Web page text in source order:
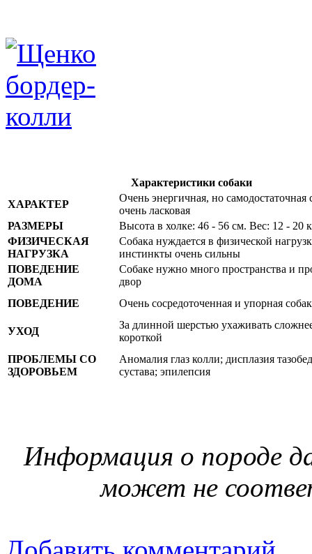
Характеристики собаки
ХАРАКТЕР
Очень энергичная, но самодостаточная
очень ласковая
РАЗМЕРЫ
Высота в холке: 46 - 56 см. Вес: 12 - 20
ФИЗИЧЕСКАЯ
НАГРУЗКА
Собака нуждается в физической
инстинкты очень сильны
ПОВЕДЕНИЕ
ДОМА
Собаке нужно много пространства и
двор
ПОВЕДЕНИЕ
Очень сосредоточенная и упорная
УХОД
За длинной шерстью ухаживать
короткой
ПРОБЛЕМЫ СО
ЗДОРОВЬЕМ
Аномалия глаз колли; дисплазия
сустава; эпилепсия
Информация о породе
может не